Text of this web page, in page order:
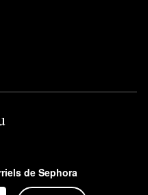
de Sephora